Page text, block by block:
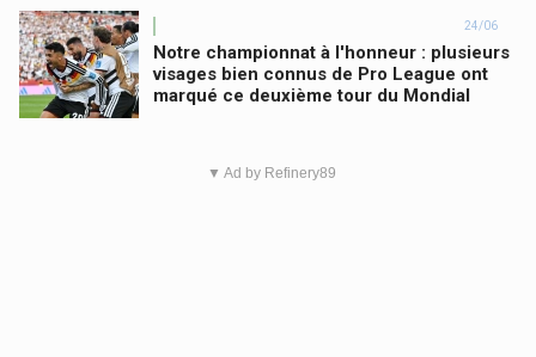
24/06
Notre championnat à l'honneur : plusieurs
visages bien connus de Pro League ont
marqué ce deuxième tour du Mondial
▼ Ad by Refinery89